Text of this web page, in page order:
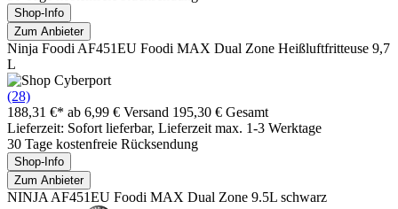
Shop-Info
Zum Anbieter
Ninja Foodi AF451EU Foodi MAX Dual Zone Heißluftfritteuse 9,7
L
(28)
188,31 €* ab 6,99 € Versand 195,30 € Gesamt
Lieferzeit: Sofort lieferbar, Lieferzeit max. 1-3 Werktage
30 Tage kostenfreie Rücksendung
Shop-Info
Zum Anbieter
NINJA AF451EU Foodi MAX Dual Zone 9.5L schwarz